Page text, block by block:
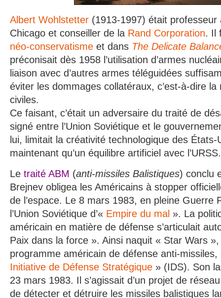
Albert Wohlstetter (1913-1997) était professeur
Chicago et conseiller de la Rand Corporation. Il
néo-conservatisme et dans The Delicate
préconisait dès 1958 l’utilisation d’armes
liaison avec d’autres armes téléguidées
éviter les dommages collatéraux, c’est-à-dire
civiles.
Ce faisant, c’était un adversaire du traité de
signé entre l’Union Soviétique et le
lui, limitait la créativité technologique des
maintenant qu’un équilibre artificiel avec l’URSS.
Le traité ABM (anti-missiles Balistiques) conclu
Brejnev obligea les Américains à stopper
de l’espace. Le 8 mars 1983, en pleine Guerre
l’Union Soviétique d’« Empire du mal ». La
américain en matière de défense s’articulait
Paix dans la force ». Ainsi naquit « Star Wars
programme américain de défense anti-missiles,
Initiative de Défense Stratégique » (IDS). Son
23 mars 1983. Il s’agissait d’un projet de
de détecter et détruire les missiles balistiques